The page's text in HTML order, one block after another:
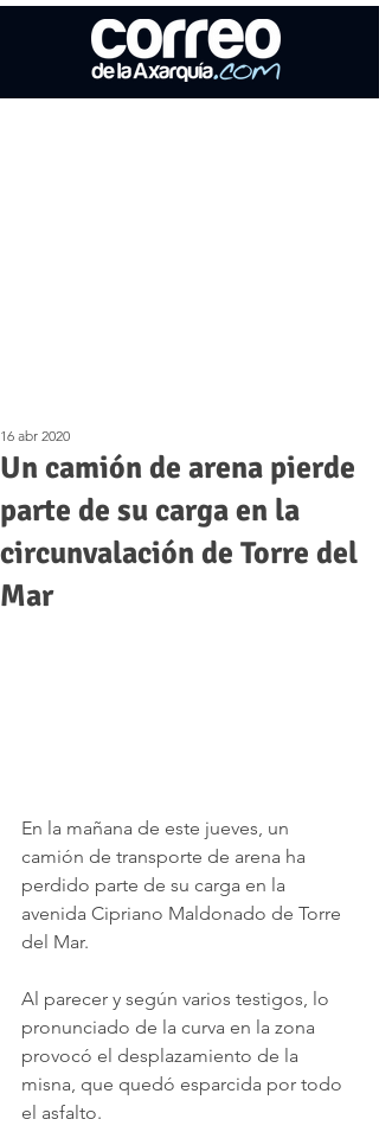
Un camión de arena pierde
parte de su carga en la
circunvalación de Torre del
Mar
16 abr 2020
En la mañana de este jueves, un
camión de transporte de arena ha
perdido parte de su carga en la
avenida Cipriano Maldonado de Torre
del Mar.
Al parecer y según varios testigos, lo
pronunciado de la curva en la zona
provocó el desplazamiento de la
misna, que quedó esparcida por todo
el asfalto.